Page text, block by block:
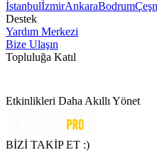
İstanbulİzmirAnkaraBodrum
Destek
Yardım Merkezi
Bize Ulaşın
Topluluğa Katıl
Etkinlikleri Daha Akıllı Yönet
BİZİ TAKİP ET :)